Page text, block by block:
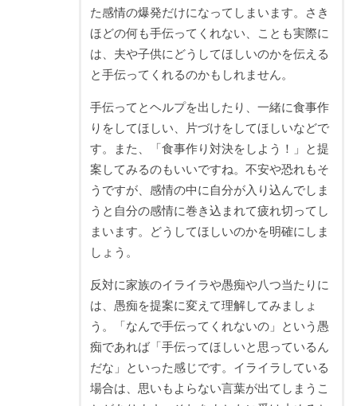
た感情の爆発だけになってしまいます。さき
ほどの何も手伝ってくれない、ことも実際に
は、夫や子供にどうしてほしいのかを伝える
と手伝ってくれるのかもしれません。
手伝ってとヘルプを出したり、一緒に食事作
りをしてほしい、片づけをしてほしいなどで
す。また、「食事作り対決をしよう！」と提
案してみるのもいいですね。不安や恐れもそ
うですが、感情の中に自分が入り込んでしま
うと自分の感情に巻き込まれて疲れ切ってし
まいます。どうしてほしいのかを明確にしま
しょう。
反対に家族のイライラや愚痴や八つ当たりに
は、愚痴を提案に変えて理解してみましょ
う。「なんで手伝ってくれないの」という愚
痴であれば「手伝ってほしいと思っているん
だな」といった感じです。イライラしている
場合は、思いもよらない言葉が出てしまうこ